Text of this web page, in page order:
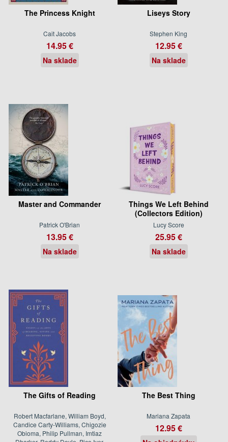
The Princess Knight
Cait Jacobs
14.95 €
Na sklade
Liseys Story
Stephen King
12.95 €
Na sklade
Master and Commander
Patrick O'Brian
13.95 €
Na sklade
Things We Left Behind
(Collectors Edition)
Lucy Score
25.95 €
Na sklade
The Gifts of Reading
Robert Macfarlane, William Boyd,
Candice Carty-Williams, Chigozie
Obioma, Philip Pullman, Imtiaz
The Best Thing
Mariana Zapata
12.95 €